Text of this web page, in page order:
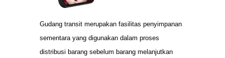
Gudang transit merupakan fasilitas penyimpanan
sementara yang digunakan dalam proses
distribusi barang sebelum barang melanjutkan